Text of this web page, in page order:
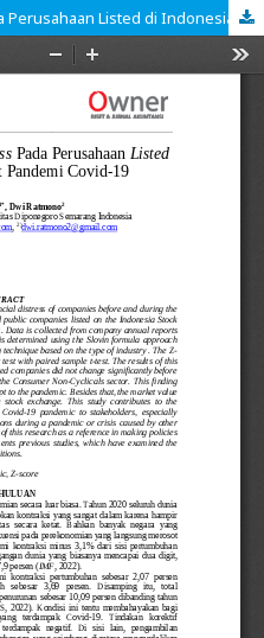
Prediksi Financial Distress Pada Perusahaan Listed di Indonesia Akibat Pandemi Covid-19